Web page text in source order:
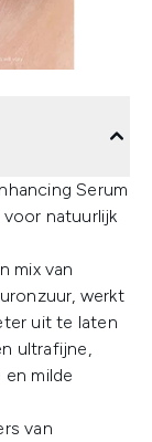
Serum
natuurlijk
mix van
werkt
uit te laten
ultrafijne,
milde
van